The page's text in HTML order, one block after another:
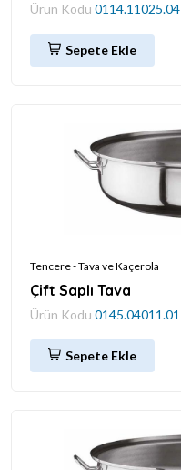
Ürün Kodu 0114.11025.04
Sepete Ekle
Tencere - Tava ve Kaçerola
Çift Saplı Tava
Ürün Kodu 0145.04011.01
Sepete Ekle